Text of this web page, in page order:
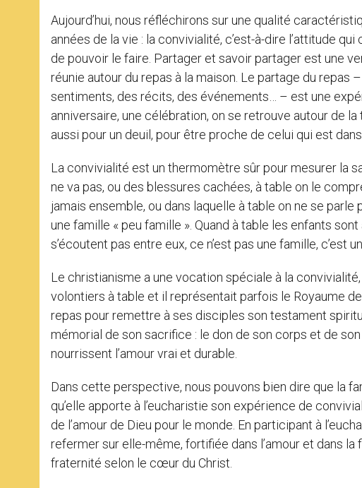
Aujourd’hui, nous réfléchirons sur une qualité
années de la vie : la convivialité, c’est-à-dire l’attitude
de pouvoir le faire. Partager et savoir partager est une
réunie autour du repas à la maison. Le partage du repas
sentiments, des récits, des événements… – est une
anniversaire, une célébration, on se retrouve autour de
aussi pour un deuil, pour être proche de celui qui est
La convivialité est un thermomètre sûr pour mesurer la
ne va pas, ou des blessures cachées, à table on le
jamais ensemble, ou dans laquelle à table on ne se parle
une famille « peu famille ». Quand à table les enfants
s’écoutent pas entre eux, ce n’est pas une famille, c’est
Le christianisme a une vocation spéciale à la
volontiers à table et il représentait parfois le Royaume
repas pour remettre à ses disciples son testament
mémorial de son sacrifice : le don de son corps et de
nourrissent l’amour vrai et durable.
Dans cette perspective, nous pouvons bien dire que la
qu’elle apporte à l’eucharistie son expérience de
de l’amour de Dieu pour le monde. En participant à
refermer sur elle-même, fortifiée dans l’amour et dans
fraternité selon le cœur du Christ.